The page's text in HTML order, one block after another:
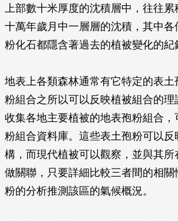
上部數十米厚度的沈積層中，往往
十萬年歲月中一層層的沈積，其中各
粉化石都隱含著過去的植被變化的紀
地表上各類森林通常有它特定的表土
粉組合之所以可以反映植被組合的理
收集各地主要植被的地表孢粉組合
粉組合資料庫。這些表土孢粉可以
構，而現代植被可以觀察，並與其所
做關聯，只要詳細比較三者間的相關
粉的分析推測該區的氣候概況。